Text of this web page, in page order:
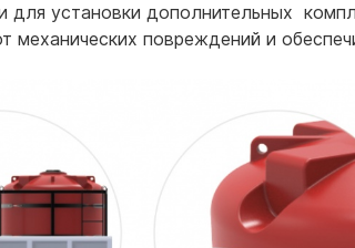
установки дополнительных
повреждений и